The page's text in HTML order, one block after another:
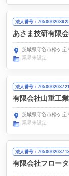
法人番号：
あさま技研有限
茨城県守谷市松ケ丘
業界未設定
法人番号：
有限会社山重工業
茨城県守谷市松ケ丘
業界未設定
法人番号：
有限会社フロー